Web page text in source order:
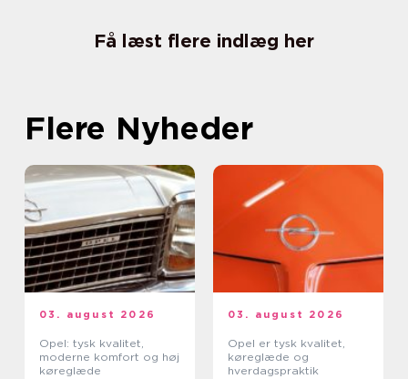
Få læst flere indlæg her
Flere Nyheder
03. august 2026
Opel: tysk kvalitet,
moderne komfort og høj
køreglæde
03. august 2026
Opel er tysk kvalitet,
køreglæde og
hverdagspraktik